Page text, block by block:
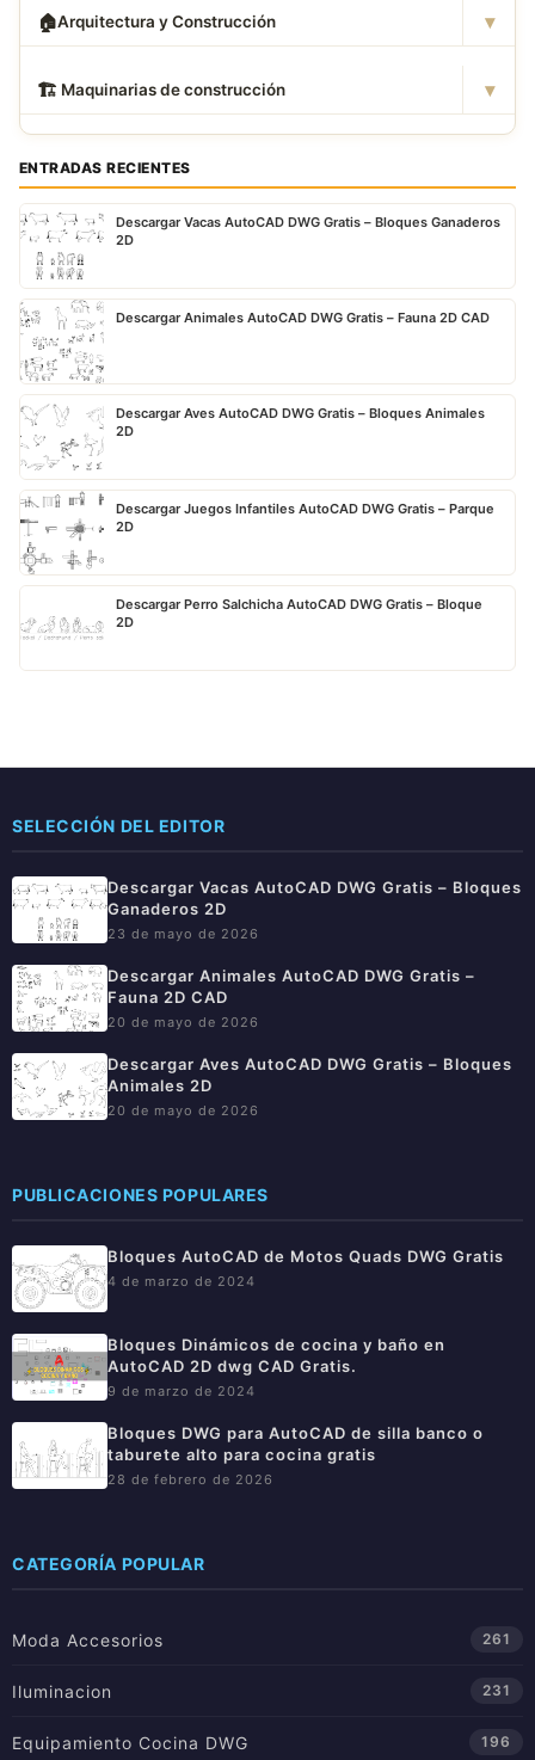
🏠Arquitectura y Construcción ▾
🏗 ️ Maquinarias de construcción ▾
ENTRADAS RECIENTES
Descargar Vacas AutoCAD DWG Gratis – Bloques Ganaderos
2D
Descargar Animales AutoCAD DWG Gratis – Fauna 2D CAD
Descargar Aves AutoCAD DWG Gratis – Bloques Animales
2D
Descargar Juegos Infantiles AutoCAD DWG Gratis – Parque
2D
Descargar Perro Salchicha AutoCAD DWG Gratis – Bloque
2D
SELECCIÓN DEL EDITOR
Descargar Vacas AutoCAD DWG Gratis – Bloques
Ganaderos 2D
23 de mayo de 2026
Descargar Animales AutoCAD DWG Gratis –
Fauna 2D CAD
20 de mayo de 2026
Descargar Aves AutoCAD DWG Gratis – Bloques
Animales 2D
20 de mayo de 2026
PUBLICACIONES POPULARES
Bloques AutoCAD de Motos Quads DWG Gratis
4 de marzo de 2024
Bloques Dinámicos de cocina y baño en
AutoCAD 2D dwg CAD Gratis.
9 de marzo de 2024
Bloques DWG para AutoCAD de silla banco o
taburete alto para cocina gratis
28 de febrero de 2026
CATEGORÍA POPULAR
Moda Accesorios 261
Iluminacion 231
Equipamiento Cocina DWG 196